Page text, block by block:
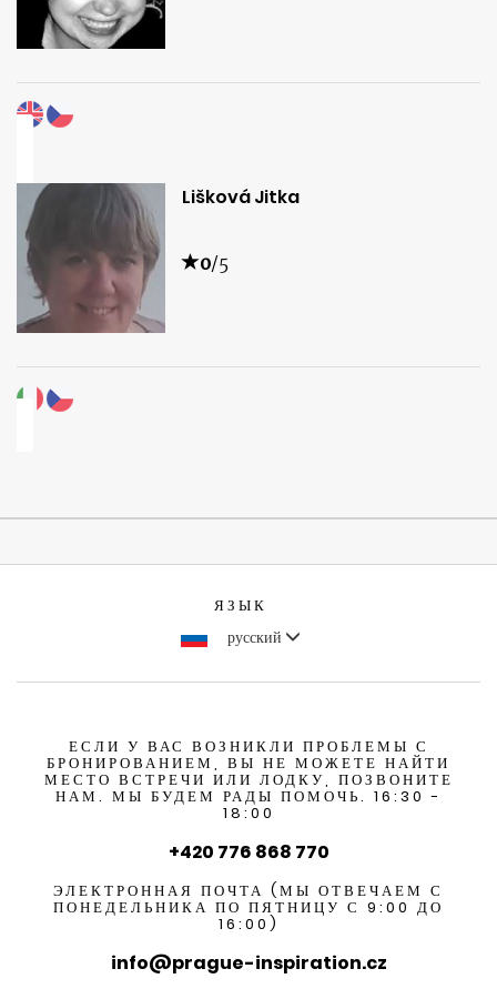
Lišková Jitka
0/5
ЯЗЫК
русский
ЕСЛИ У ВАС ВОЗНИКЛИ ПРОБЛЕМЫ С
БРОНИРОВАНИЕМ, ВЫ НЕ МОЖЕТЕ НАЙТИ
МЕСТО ВСТРЕЧИ ИЛИ ЛОДКУ, ПОЗВОНИТЕ
НАМ. МЫ БУДЕМ РАДЫ ПОМОЧЬ. 16:30 -
18:00
+420 776 868 770
ЭЛЕКТРОННАЯ ПОЧТА (МЫ ОТВЕЧАЕМ С
ПОНЕДЕЛЬНИКА ПО ПЯТНИЦУ С 9:00 ДО
16:00)
info@prague-inspiration.cz